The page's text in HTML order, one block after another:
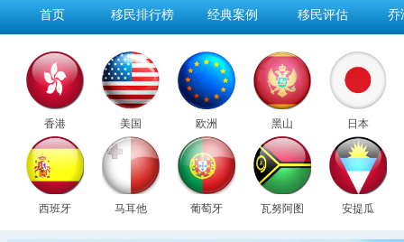
首页 移民排行榜 经典案例 移民评估 乔
香港 美国 欧洲 黑山 日本
西班牙 马耳他 葡萄牙 瓦努阿图 安提瓜